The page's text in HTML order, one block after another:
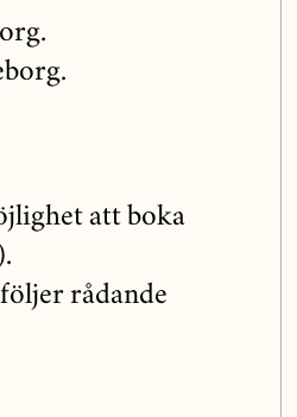
att boka
rådande